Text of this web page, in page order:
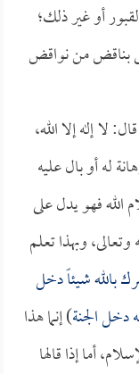
أو غير ذلك؛
بناقض من نواقض
لا إله إلا الله،
له أو بال عليه
الله فهو يدل على
وبهذا تعلم
بالله شيئاً دخل
دخل الجنة) إنما هذا
أما إذا قالها